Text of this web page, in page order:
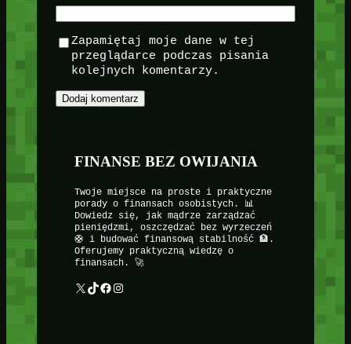
Zapamiętaj moje dane w tej
przeglądarce podczas pisania
kolejnych komentarzy.
FINANSE BEZ OWIJANIA
Twoje miejsce na proste i praktyczne
porady o finansach osobistych. 📊
Dowiedz się, jak mądrze zarządzać
pieniędzmi, oszczędzać bez wyrzeczeń
🛟 i budować finansową stabilność 🏦.
Oferujemy praktyczną wiedzę o
finansach. 🚀
X TikTok Facebook Instagram